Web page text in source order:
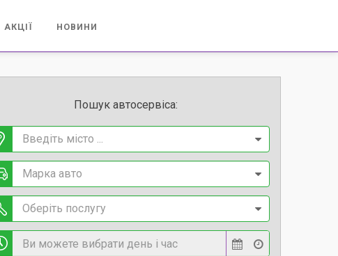
АКЦІЇ НОВИНИ
Пошук автосервіса:
Введіть місто ...
Марка авто
Оберіть послугу